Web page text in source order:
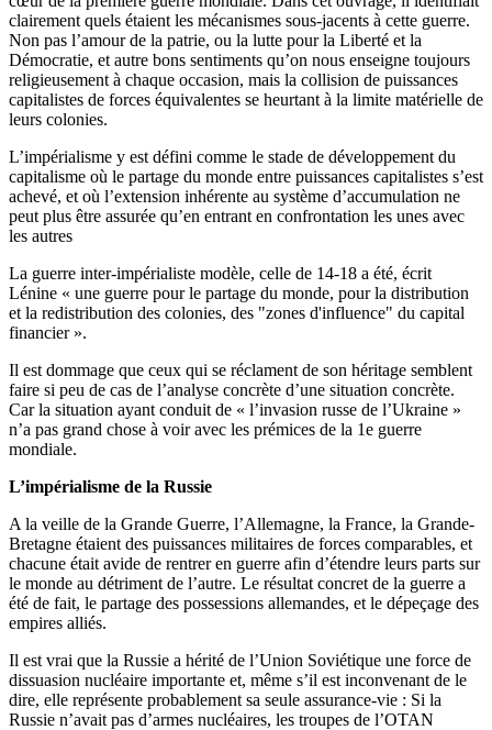
clairement quels étaient les mécanismes sous-jacents à cette guerre.
Non pas l’amour de la patrie, ou la lutte pour la Liberté et la
Démocratie, et autre bons sentiments qu’on nous enseigne toujours
religieusement à chaque occasion, mais la collision de puissances
capitalistes de forces équivalentes se heurtant à la limite matérielle de
leurs colonies.
L’impérialisme y est défini comme le stade de développement du
capitalisme où le partage du monde entre puissances capitalistes s’est
achevé, et où l’extension inhérente au système d’accumulation ne
peut plus être assurée qu’en entrant en confrontation les unes avec
les autres
La guerre inter-impérialiste modèle, celle de 14-18 a été, écrit
Lénine « une guerre pour le partage du monde, pour la distribution
et la redistribution des colonies, des "zones d'influence" du capital
financier ».
Il est dommage que ceux qui se réclament de son héritage semblent
faire si peu de cas de l’analyse concrète d’une situation concrète.
Car la situation ayant conduit de « l’invasion russe de l’Ukraine »
n’a pas grand chose à voir avec les prémices de la 1e guerre
mondiale.
L’impérialisme de la Russie
A la veille de la Grande Guerre, l’Allemagne, la France, la Grande-
Bretagne étaient des puissances militaires de forces comparables, et
chacune était avide de rentrer en guerre afin d’étendre leurs parts sur
le monde au détriment de l’autre. Le résultat concret de la guerre a
été de fait, le partage des possessions allemandes, et le dépeçage des
empires alliés.
Il est vrai que la Russie a hérité de l’Union Soviétique une force de
dissuasion nucléaire importante et, même s’il est inconvenant de le
dire, elle représente probablement sa seule assurance-vie : Si la
Russie n’avait pas d’armes nucléaires, les troupes de l’OTAN